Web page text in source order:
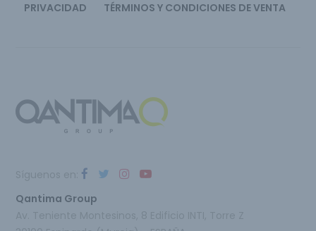
PRIVACIDAD
TÉRMINOS Y CONDICIONES DE VENTA
Qantima Group